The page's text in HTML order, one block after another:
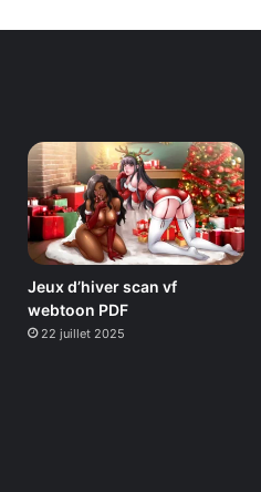
Jeux d’hiver scan vf
webtoon PDF
22 juillet 2025